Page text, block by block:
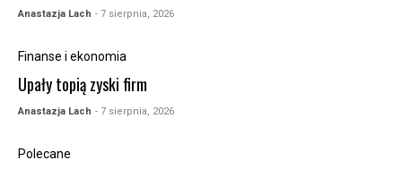
Anastazja Lach - 7 sierpnia, 2026
Finanse i ekonomia
Upały topią zyski firm
Anastazja Lach - 7 sierpnia, 2026
Polecane